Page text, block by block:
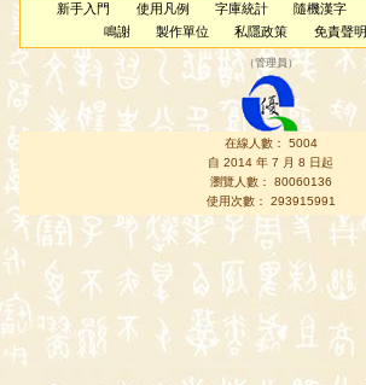
新手入門 使用凡例 字庫統計 隨機漢字
鳴謝
製作單位 私隱政策 免責聲明
（管理員 ）
在線人數： 5004
自 2014 年 7 月 8 日起
瀏覽人數： 80060136
使用次數： 293915991